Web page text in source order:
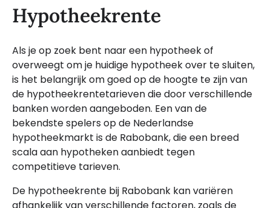
Hypotheekrente
Als je op zoek bent naar een hypotheek of
overweegt om je huidige hypotheek over te sluiten,
is het belangrijk om goed op de hoogte te zijn van
de hypotheekrentetarieven die door verschillende
banken worden aangeboden. Een van de
bekendste spelers op de Nederlandse
hypotheekmarkt is de Rabobank, die een breed
scala aan hypotheken aanbiedt tegen
competitieve tarieven.
De hypotheekrente bij Rabobank kan variëren
afhankelijk van verschillende factoren, zoals de